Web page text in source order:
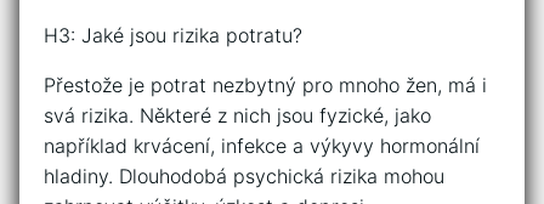
H3: Jaké jsou rizika potratu?
Přestože je potrat nezbytný pro mnoho žen, má i
svá rizika. Některé z nich jsou fyzické, jako
například krvácení, infekce a výkyvy hormonální
hladiny. Dlouhodobá psychická rizika mohou